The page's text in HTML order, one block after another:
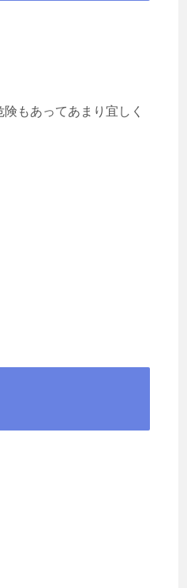
もあってあまり宜しく